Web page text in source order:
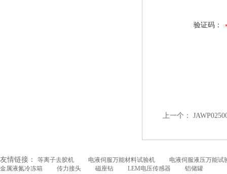
验证码：
上一个：
友情链接： 等离子去胶机 电液伺服万能材料试验机
电液伺服液压万能试
金属液氮冷冻箱
传力接头 磁座钻 LEM电压传感器 铝储罐